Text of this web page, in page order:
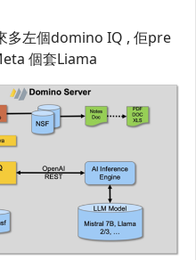
多左個domino IQ , 佢pre
個套Liama